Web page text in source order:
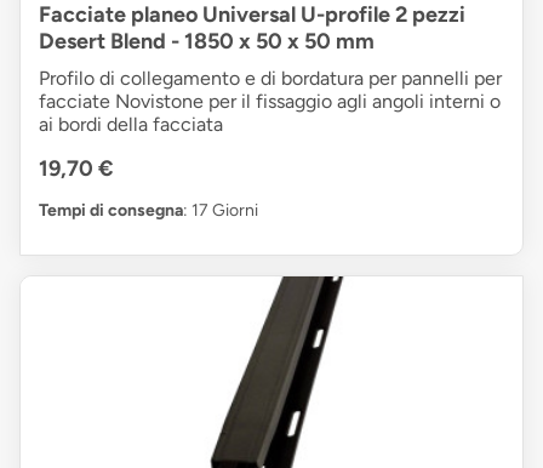
Facciate planeo Universal U-profile 2 pezzi
Desert Blend - 1850 x 50 x 50 mm
Profilo di collegamento e di bordatura per pannelli per
facciate Novistone per il fissaggio agli angoli interni o
ai bordi della facciata
19,70 €
Tempi di consegna: 17 Giorni